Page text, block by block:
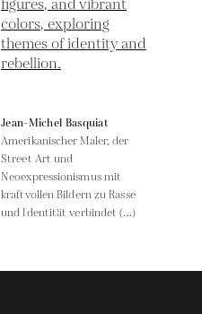
Jean-Michel Basquiat
Amerikanischer Maler, der
Street Art und
Neoexpressionismus mit
kraftvollen Bildern zu Rasse
und Identität verbindet (...)